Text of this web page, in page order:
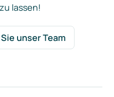
lassen!
unser Team